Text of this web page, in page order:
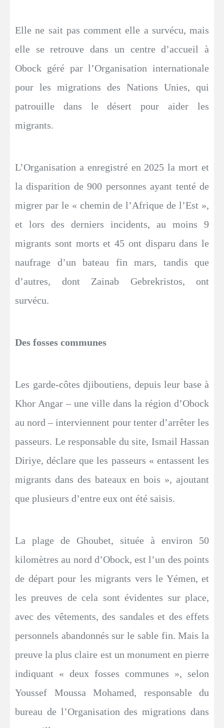
Elle ne sait pas comment elle a survécu, mais
elle se retrouve dans un centre d’accueil à
Obock géré par l’Organisation internationale
pour les migrations des Nations Unies, qui
patrouille dans le désert pour aider les
migrants.
L’Organisation a enregistré en 2025 la mort et
la disparition de 900 personnes ayant tenté de
migrer par le « chemin de l’Afrique de l’Est »,
et lors des derniers incidents, au moins 9
migrants sont morts et 45 ont disparu dans le
naufrage d’un bateau fin mars, tandis que
d’autres, dont Zainab Gebrekristos, ont
survécu.
Des fosses communes
Les garde-côtes djiboutiens, depuis leur base à
Khor Angar – une ville dans la région d’Obock
au nord – interviennent pour tenter d’arrêter les
passeurs. Le responsable du site, Ismail Hassan
Diriye, déclare que les passeurs « entassent les
migrants dans des bateaux en bois », ajoutant
que plusieurs d’entre eux ont été saisis.
La plage de Ghoubet, située à environ 50
kilomètres au nord d’Obock, est l’un des points
de départ pour les migrants vers le Yémen, et
les preuves de cela sont évidentes sur place,
avec des vêtements, des sandales et des effets
personnels abandonnés sur le sable fin. Mais la
preuve la plus claire est un monument en pierre
indiquant « deux fosses communes », selon
Youssef Moussa Mohamed, responsable du
bureau de l’Organisation des migrations dans